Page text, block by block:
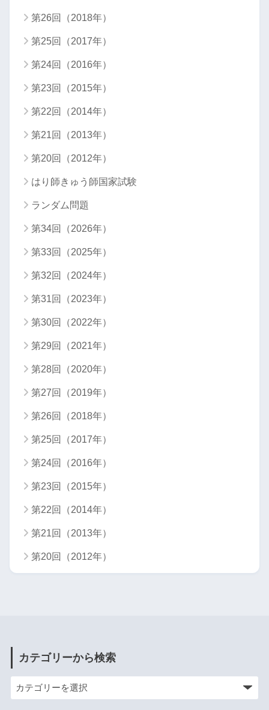
第26回（2018年）
第25回（2017年）
第24回（2016年）
第23回（2015年）
第22回（2014年）
第21回（2013年）
第20回（2012年）
はり師きゅう師国家試験
ランダム問題
第34回（2026年）
第33回（2025年）
第32回（2024年）
第31回（2023年）
第30回（2022年）
第29回（2021年）
第28回（2020年）
第27回（2019年）
第26回（2018年）
第25回（2017年）
第24回（2016年）
第23回（2015年）
第22回（2014年）
第21回（2013年）
第20回（2012年）
カテゴリーから検索